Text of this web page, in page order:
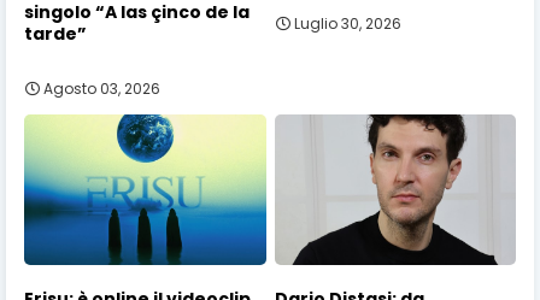
singolo “A las çinco de la
tarde”
Agosto 03, 2026
Luglio 30, 2026